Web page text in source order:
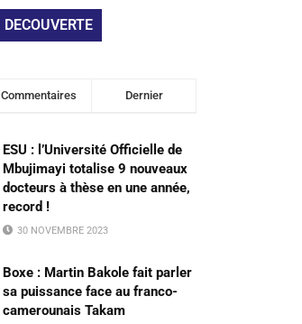
DECOUVERTE
Commentaires Dernier
ESU : l’Université Officielle de
Mbujimayi totalise 9 nouveaux
docteurs à thèse en une année,
record !
30 NOVEMBRE 2023
Boxe : Martin Bakole fait parler
sa puissance face au franco-
camerounais Takam